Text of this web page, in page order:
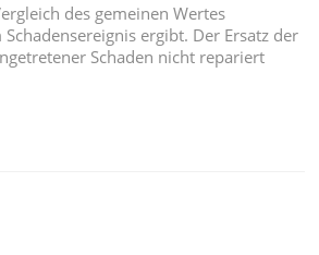
des gemeinen Wertes
ergibt. Der Ersatz der
Schaden nicht repariert